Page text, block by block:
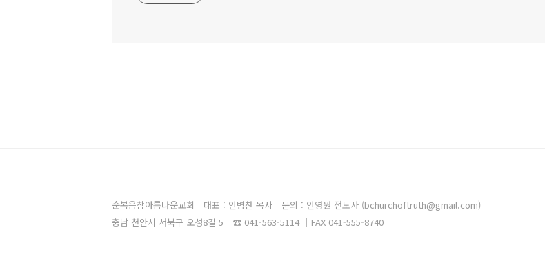
순복음참아름다운교회｜대표 : 안병찬 목사｜문의 : 안영원 전도사 (bchurchoftruth@gmail.com)
충남 천안시 서북구 오성8길 5｜☎ 041-563-5114 ｜FAX 041-555-8740｜